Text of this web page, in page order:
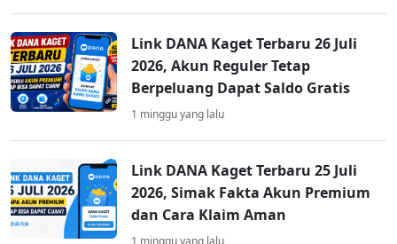
Link DANA Kaget Terbaru 26 Juli
2026, Akun Reguler Tetap
Berpeluang Dapat Saldo Gratis
1 minggu yang lalu
Link DANA Kaget Terbaru 25 Juli
2026, Simak Fakta Akun Premium
dan Cara Klaim Aman